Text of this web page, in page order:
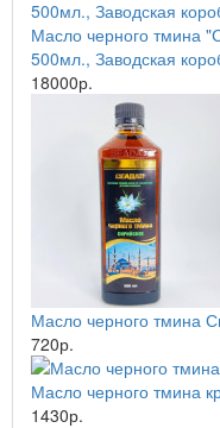
Масло черного тмина
500мл., Заводская
18000р.
Масло черного тмина
720р.
Масло черного тмина
1430р.